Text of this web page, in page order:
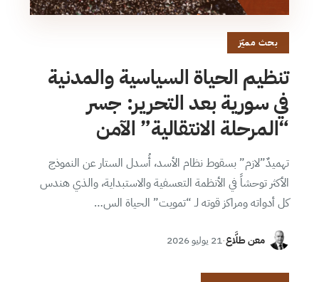
بحث مميّز
تنظيم الحياة السياسية والمدنية
في سورية بعد التحرير: جسر
“المرحلة الانتقالية” الآمن
تهميدٌ”لازم” بسقوط نظام الأسد، أُسدل الستار عن النموذج
الأكثر توحشاً في الأنظمة التعسفية والاستبداية، والذي هندس
كل أدواته ومراكز قوته لـ “تمويت” الحياة الس…
معن طلَّاع·21 يوليو 2026